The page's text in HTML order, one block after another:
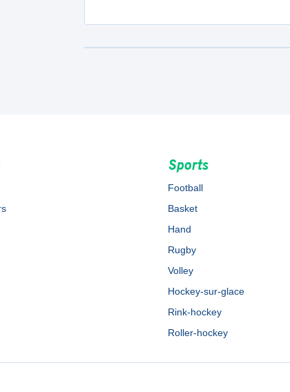
Sports
Football
Basket
Hand
Rugby
Volley
Hockey-sur-glace
Rink-hockey
Roller-hockey